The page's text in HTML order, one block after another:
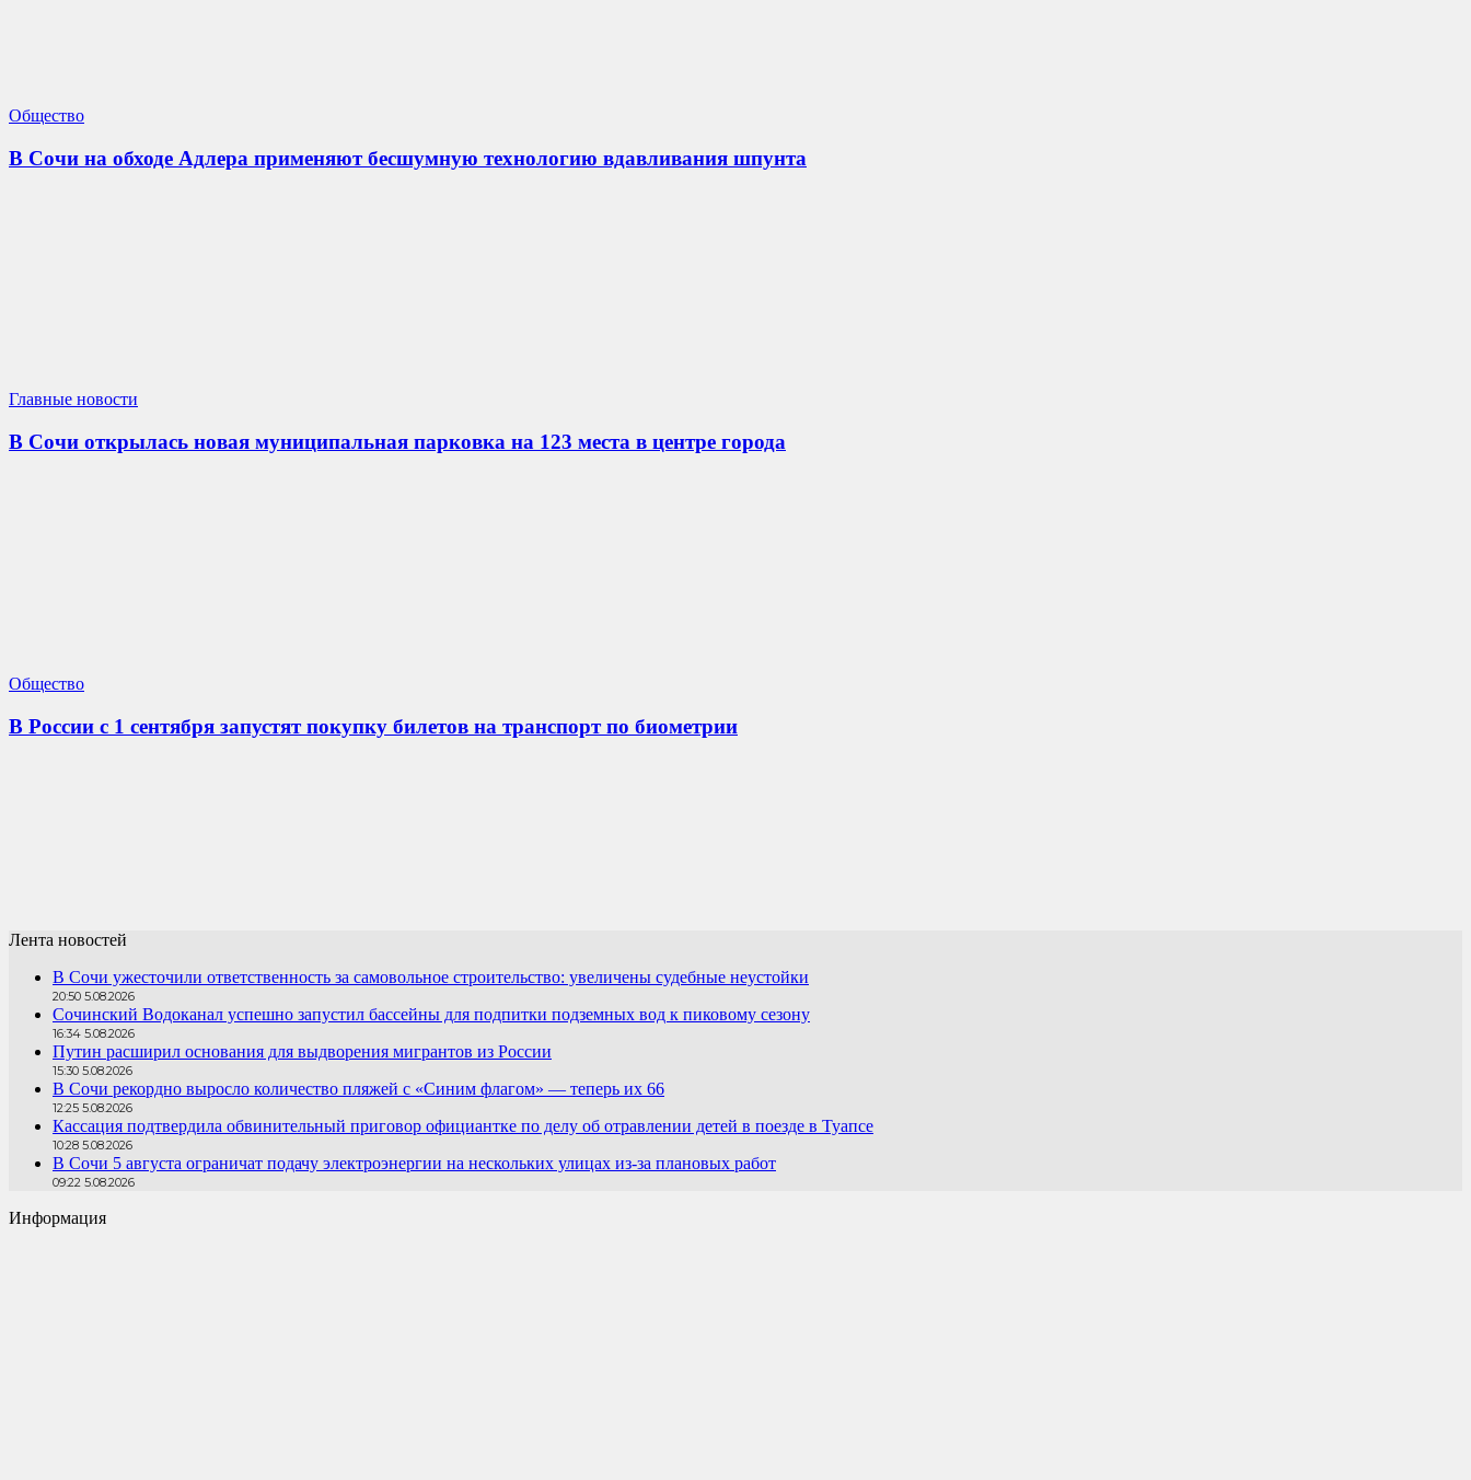
Общество
В Сочи на обходе Адлера применяют бесшумную технологию вдавливания шпунта
Главные новости
В Сочи открылась новая муниципальная парковка на 123 места в центре города
Общество
В России с 1 сентября запустят покупку билетов на транспорт по биометрии
Лента новостей
В Сочи ужесточили ответственность за самовольное строительство: увеличены судебные неустойки
20:50 5.08.2026
Сочинский Водоканал успешно запустил бассейны для подпитки подземных вод к пиковому сезону
16:34 5.08.2026
Путин расширил основания для выдворения мигрантов из России
15:30 5.08.2026
В Сочи рекордно выросло количество пляжей с «Синим флагом» — теперь их 66
12:25 5.08.2026
Кассация подтвердила обвинительный приговор официантке по делу об отравлении детей в поезде в Туапсе
10:28 5.08.2026
В Сочи 5 августа ограничат подачу электроэнергии на нескольких улицах из-за плановых работ
09:22 5.08.2026
Информация